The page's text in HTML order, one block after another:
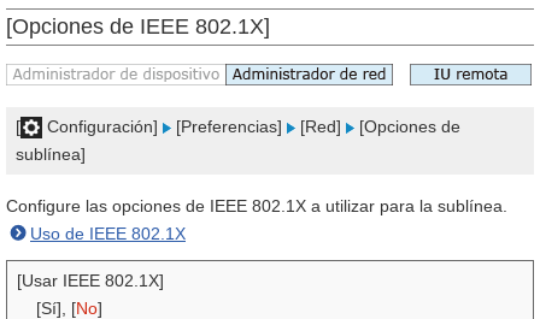
[Opciones de IEEE 802.1X]
[ Configuración] [Preferencias] [Red]
[Opciones de
sublínea]
Configure las opciones de IEEE 802.1X a utilizar para la sublínea.
Uso de IEEE 802.1X
[Usar IEEE 802.1X]
[Sí], [No]